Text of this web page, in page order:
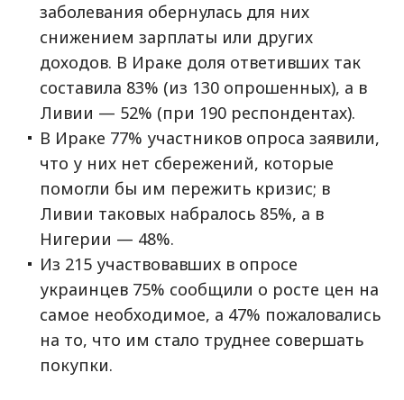
заболевания обернулась для них
снижением зарплаты или других
доходов. В Ираке доля ответивших так
составила 83% (из 130 опрошенных), а в
Ливии — 52% (при 190 респондентах).
В Ираке 77% участников опроса заявили,
что у них нет сбережений, которые
помогли бы им пережить кризис; в
Ливии таковых набралось 85%, а в
Нигерии — 48%.
Из 215 участвовавших в опросе
украинцев 75% сообщили о росте цен на
самое необходимое, а 47% пожаловались
на то, что им стало труднее совершать
покупки.